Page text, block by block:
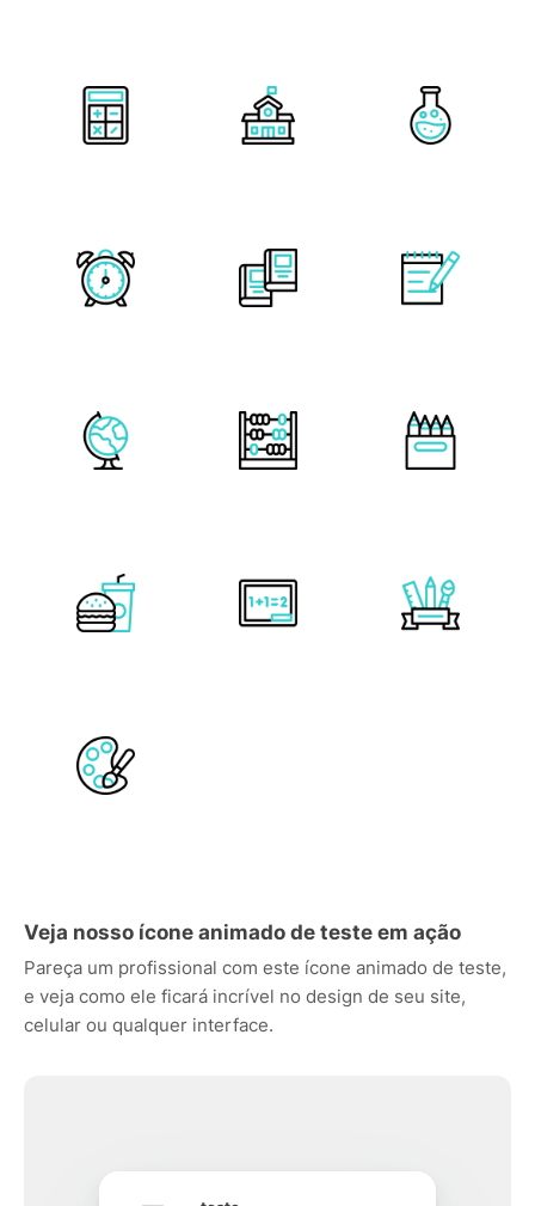
Veja nosso ícone animado de teste em ação
Pareça um profissional com este ícone animado de teste,
e veja como ele ficará incrível no design de seu site,
celular ou qualquer interface.